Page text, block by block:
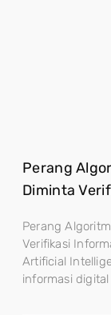
Perang
Diminta
Perang
Verifikasi
Artificial
informasi